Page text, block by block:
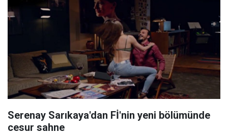
Serenay Sarıkaya'dan Fİ'nin yeni bölümünde
cesur sahne